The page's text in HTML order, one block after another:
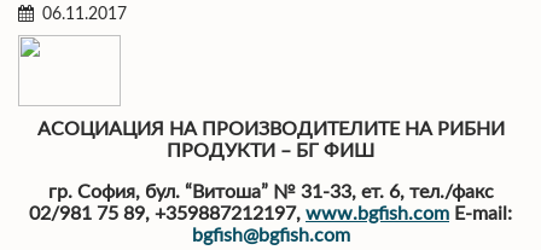
06.11.2017
АСОЦИАЦИЯ НА ПРОИЗВОДИТЕЛИТЕ НА РИБНИ
ПРОДУКТИ – БГ ФИШ
гр. София, бул. “Витоша” № 31-33, ет. 6, тел./факс
02/981 75 89, +359887212197, www.bgfish.com E-mail:
bgfish@bgfish.com